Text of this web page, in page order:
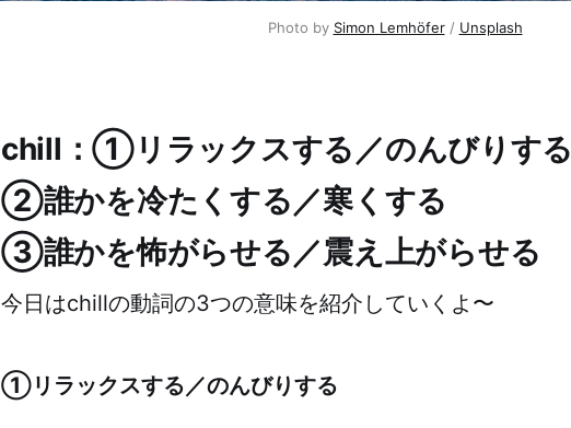
Photo by Simon Lemhöfer/ Unsplash
chill：①リラックスする／のんびりする
②誰かを冷たくする／寒くする
③誰かを怖がらせる／震え上がらせる
今日はchillの動詞の3つの意味を紹介していくよ〜
①リラックスする／のんびりする